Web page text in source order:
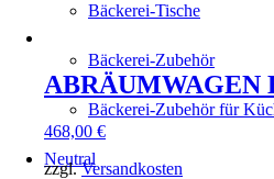
Bäckerei-Tische
Bäckerei-Zubehör
Bäckerei-Zubehör für
Neutral
ABRÄUMWAGEN
468,00 €
zzgl.Versandkosten